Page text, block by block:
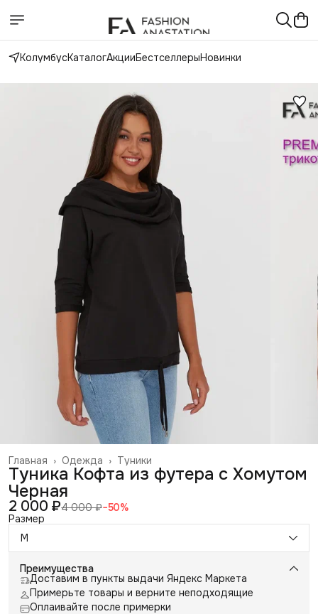
КолумбусКаталогАкцииБестселлерыНовинки
Туники
Одежда ›
Главная ›
Туника Кофта из футера с Хомутом
Черная
2 000 ₽4 000 ₽−50%
Размер
M
Преимущества
Доставим в пункты выдачи Яндекс Маркета
Примерьте товары и верните неподходящие
Оплаивайте после примерки